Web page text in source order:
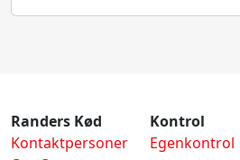
Randers Kød
Kontaktpersoner
Kontrol
Egenkontrol